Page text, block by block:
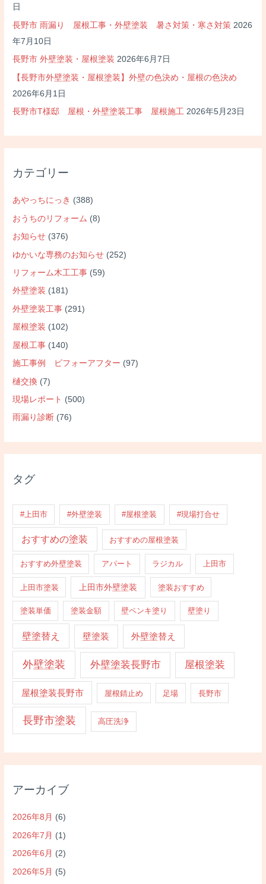
日
長野市 雨漏り 屋根工事・外壁塗装 暑さ対策・寒さ対策 2026
年7月10日
長野市 外壁塗装・屋根塗装 2026年6月7日
【長野市外壁塗装・屋根塗装】外壁の色決め・屋根の色決め
2026年6月1日
長野市T様邸 屋根・外壁塗装工事 屋根施工 2026年5月23日
カテゴリー
あやっちにっき (388)
おうちのリフォーム (8)
お知らせ (376)
ゆかいな専務のお知らせ (252)
リフォーム木工工事 (59)
外壁塗装 (181)
外壁塗装工事 (291)
屋根塗装 (102)
屋根工事 (140)
施工事例 ビフォーアフター (97)
樋交換 (7)
現場レポート (500)
雨漏り診断 (76)
タグ
#上田市 #外壁塗装 #屋根塗装 #現場打合せ
おすすめの塗装 おすすめの屋根塗装
おすすめ外壁塗装 アパート ラジカル 上田市
上田市塗装 上田市外壁塗装 塗装おすすめ
塗装単価 塗装金額 壁ペンキ塗り 壁塗り
壁塗替え 壁塗装 外壁塗替え
外壁塗装 外壁塗装長野市 屋根塗装
屋根塗装長野市 屋根錆止め 足場 長野市
長野市塗装 高圧洗浄
アーカイブ
2026年8月 (6)
2026年7月 (1)
2026年6月 (2)
2026年5月 (5)